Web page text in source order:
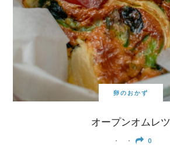
卵のおかず
オープンオムレツ
0